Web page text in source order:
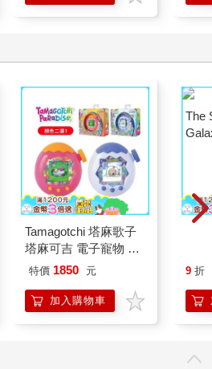
Tamagotchi 塔麻歌子
塔麻可吉 電子寵物 樂
園系列（熱帶橙果／極
特價 1850 元
加入購物車
9 折